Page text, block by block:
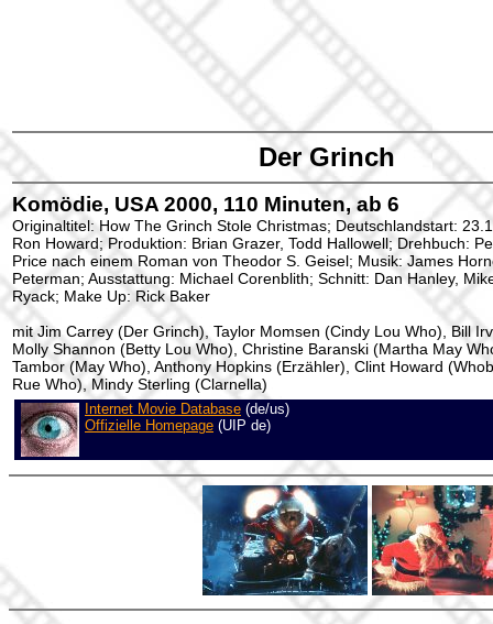
Der Grinch
Komödie, USA 2000, 110 Minuten, ab 6
Originaltitel: How The Grinch Stole Christmas; Deutschlandstart:
Ron Howard; Produktion: Brian Grazer, Todd Hallowell; Drehbuch:
Price nach einem Roman von Theodor S. Geisel; Musik: James
Peterman; Ausstattung: Michael Corenblith; Schnitt: Dan Hanley,
Ryack; Make Up: Rick Baker
mit Jim Carrey (Der Grinch), Taylor Momsen (Cindy Lou Who), Bill
Molly Shannon (Betty Lou Who), Christine Baranski (Martha May
Tambor (May Who), Anthony Hopkins (Erzähler), Clint Howard
Rue Who), Mindy Sterling (Clarnella)
Internet Movie Database (de/us)
Offizielle Homepage (UIP de)